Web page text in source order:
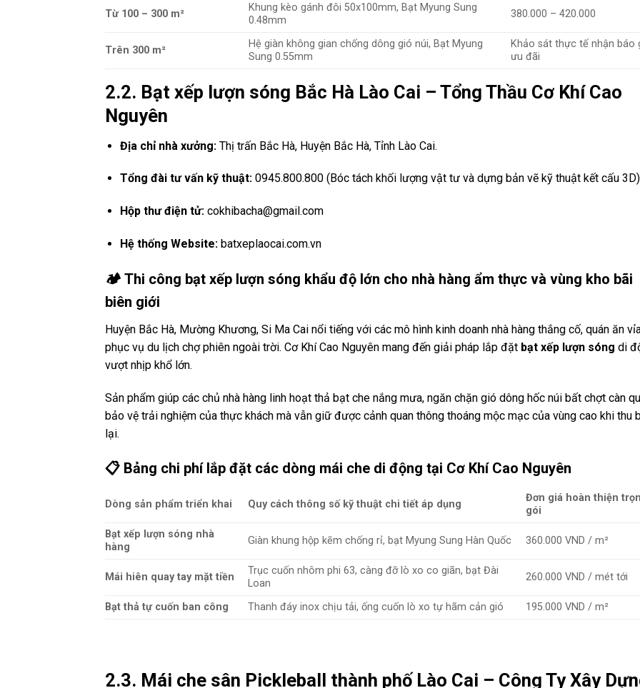
Từ 100 – 300 m²
Khung kèo gánh đôi 50x100mm, Bạt Myung Sung
0.48mm
380.000 – 420.000
Trên 300 m²
Hệ giàn không gian chống dông gió núi, Bạt Myung
Sung 0.55mm
Khảo sát thực tế nhận báo
ưu đãi
2.2. Bạt xếp lượn sóng Bắc Hà Lào Cai – Tổng Thầu Cơ Khí Cao
Nguyên
Địa chỉ nhà xưởng:Thị trấn Bắc Hà, Huyện Bắc Hà, Tỉnh Lào Cai.
Tổng đài tư vấn kỹ thuật:0945.800.800 (Bóc tách khối lượng vật tư và dựng bản vẽ kỹ thuật kết cấu
Hộp thư điện tử:cokhibacha@gmail.com
Hệ thống Website:batxeplaocai.com.vn
🏕️ Thi công bạt xếp lượn sóng khẩu độ lớn cho nhà hàng ẩm thực và vùng kho bãi
biên giới
Huyện Bắc Hà, Mường Khương, Si Ma Cai nổi tiếng với các mô hình kinh doanh nhà hàng thắng cố, quán ăn
phục vụ du lịch chợ phiên ngoài trời. Cơ Khí Cao Nguyên mang đến giải pháp lắp đặt bạt xếp lượn sóng di
vượt nhịp khổ lớn.
Sản phẩm giúp các chủ nhà hàng linh hoạt thả bạt che nắng mưa, ngăn chặn gió dông hốc núi bất chợt càn
bảo vệ trải nghiệm của thực khách mà vẫn giữ được cảnh quan thông thoáng mộc mạc của vùng cao khi thu
lại.
📋 Bảng chi phí lắp đặt các dòng mái che di động tại Cơ Khí Cao Nguyên
Dòng sản phẩm triển khai Quy cách thông số kỹ thuật chi tiết áp dụng
Đơn giá hoàn thiện trọn
gói
Bạt xếp lượn sóng nhà
hàng
Giàn khung hộp kẽm chống rỉ, bạt Myung Sung Hàn Quốc 360.000 VND / m²
Mái hiên quay tay mặt tiền
Trục cuốn nhôm phi 63, càng đỡ lò xo co giãn, bạt Đài
Loan
260.000 VND / mét tới
Bạt thả tự cuốn ban công Thanh đáy inox chịu tải, ống cuốn lò xo tự hãm cản gió 195.000 VND / m²
2.3. Mái che sân Pickleball thành phố Lào Cai – Công Ty Xây